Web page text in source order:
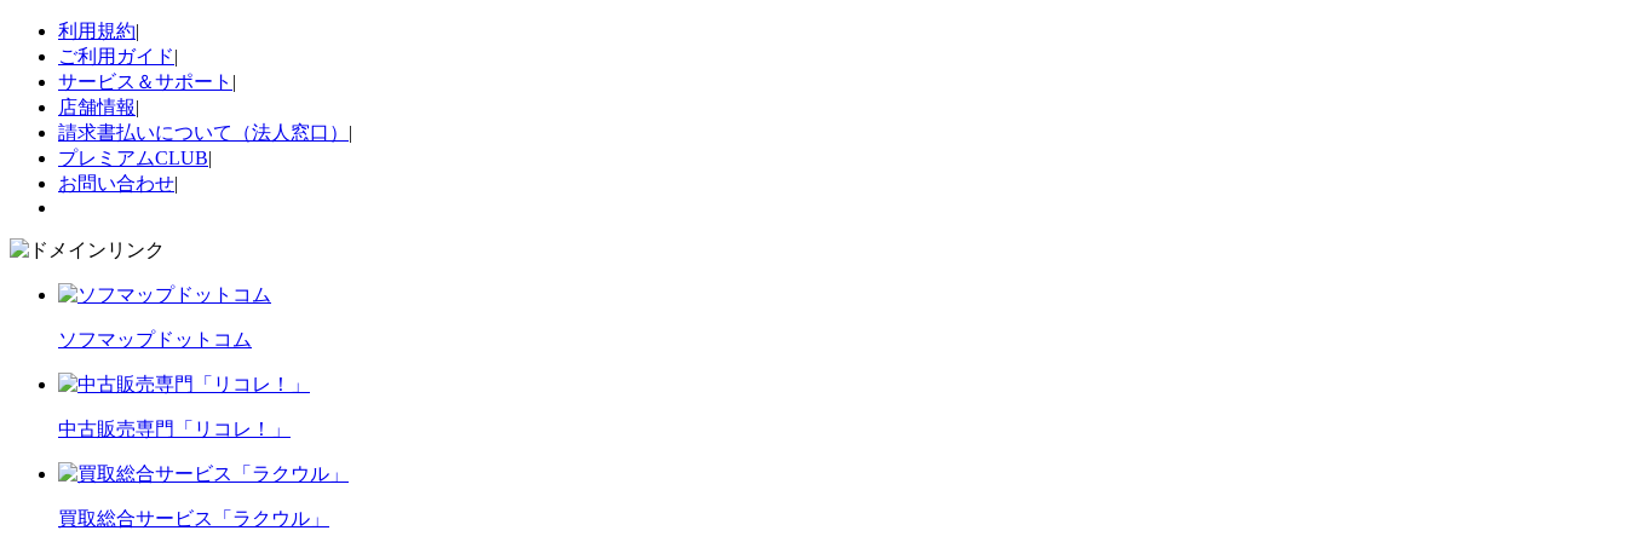
利用規約|
ご利用ガイド|
サービス＆サポート |
店舗情報|
請求書払いについて（法人窓口） |
プレミアムCLUB|
お問い合わせ|
ソフマップドットコム
中古販売専門「リコレ！」
買取総合サービス「ラクウル」